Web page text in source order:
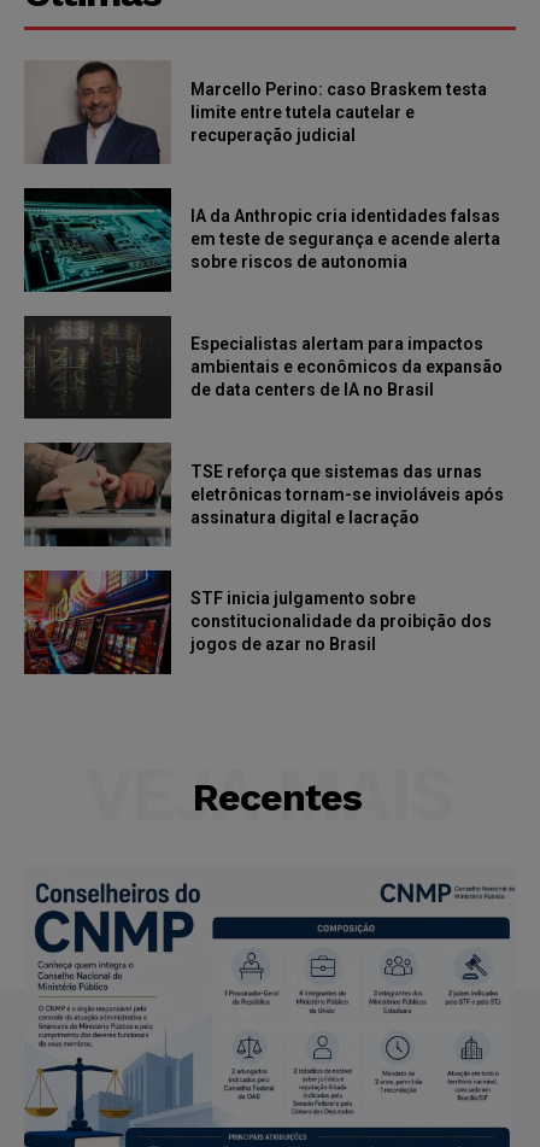
Marcello Perino: caso Braskem testa
limite entre tutela cautelar e
recuperação judicial
IA da Anthropic cria identidades falsas
em teste de segurança e acende alerta
sobre riscos de autonomia
Especialistas alertam para impactos
ambientais e econômicos da expansão
de data centers de IA no Brasil
TSE reforça que sistemas das urnas
eletrônicas tornam-se invioláveis após
assinatura digital e lacração
STF inicia julgamento sobre
constitucionalidade da proibição dos
jogos de azar no Brasil
Recentes
VEJA MAIS